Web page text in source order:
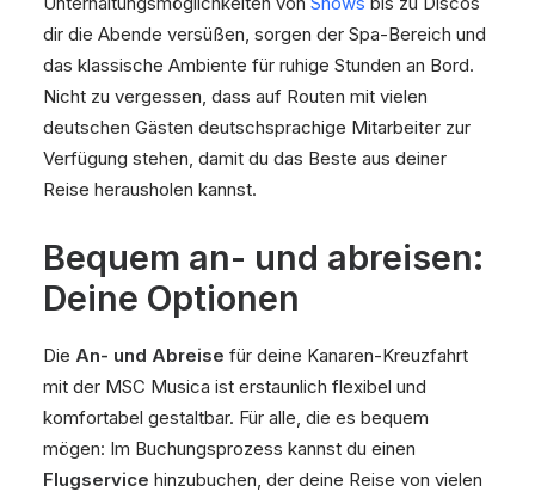
dir die Abende versüßen, sorgen der Spa-Bereich und
das klassische Ambiente für ruhige Stunden an Bord.
Nicht zu vergessen, dass auf Routen mit vielen
deutschen Gästen deutschsprachige Mitarbeiter zur
Verfügung stehen, damit du das Beste aus deiner
Reise herausholen kannst.
Bequem an- und abreisen:
Deine Optionen
Die An- und Abreise für deine Kanaren-Kreuzfahrt
mit der MSC Musica ist erstaunlich flexibel und
komfortabel gestaltbar. Für alle, die es bequem
mögen: Im Buchungsprozess kannst du einen
Flugservice hinzubuchen, der deine Reise von vielen